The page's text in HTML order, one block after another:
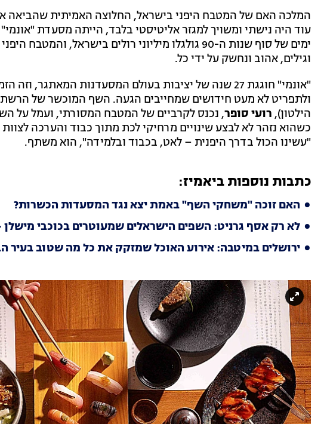
המלכה האם של המטבח היפני בישראל, החלוצה האמיתית שהביאה
עוד היה נישתי ומשויך למגזר אליטיסטי בלבד, הייתה מסעדת
ימים של סוף שנות ה-90 גולגלו מיליוני רולים
וגילים, אהוב ונחשק על ידי כל.
"אונמי" חוגגת 27 שנה של יציבות בעולם המסעדנות
ולתפריט לא מעט חידושים שמחייבים הגעה. השף המוכשר של
הילטון), רועי סופר, נכנס לקרביים של המטבח המסורתי, ועמל על
כשהוא נזהר לא לבצע שינויים מרחיקי לכת מתוך כבוד והערכה
"עשינו הכול בדרך היפנית – לאט, בכבוד ובלמידה", הוא משתף.
כתבות נוספות ביאמיז:
האם זוכה "משחקי השף" באמת יצא נגד המסעדות הכשרות?
לא רק אסף גרניט: השפים הישראלים שמעוטרים בכוכבי
ירושלים במיטבה: אירוע האוכל שמזקק את כל מה שטוב בעיר